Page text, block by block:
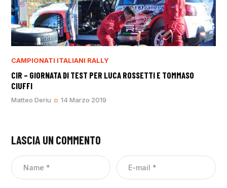
CAMPIONATI ITALIANI RALLY
CIR – GIORNATA DI TEST PER LUCA ROSSETTI E TOMMASO
CIUFFI
Matteo Deriu 14 Marzo 2019
LASCIA UN COMMENTO